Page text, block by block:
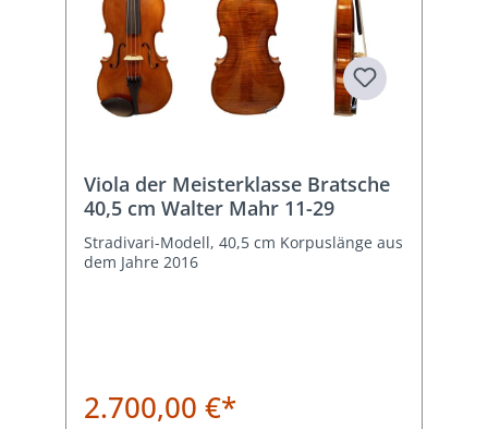
Viola der Meisterklasse Bratsche
40,5 cm Walter Mahr 11-29
Stradivari-Modell, 40,5 cm Korpuslänge aus
dem Jahre 2016
2.700,00 €*